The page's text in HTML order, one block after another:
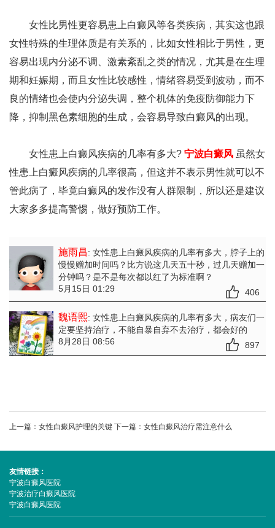
女性比男性更容易患上白癜风等各类疾病，其实这也跟
女性特殊的生理体质是有关系的，比如女性相比于男性，更
容易出现内分泌不调、激素紊乱之类的情况，尤其是在生理
期和妊娠期，而且女性比较感性，情绪容易受到波动，而不
良的情绪也会使内分泌失调，整个机体的免疫防御能力下
降，抑制黑色素细胞的生成，会容易导致白癜风的出现。
女性患上白癜风疾病的几率有多大? 宁波白癜风 虽然女
性患上白癜风疾病的几率很高，但这并不表示男性就可以不
管此病了，毕竟白癜风的发作没有人群限制，所以还是建议
大家多多提高警惕，做好预防工作。
施雨昌: 女性患上白癜风疾病的几率有多大，脖子上的
慢慢赠加时间吗？比方说这几天五十秒，过几天赠加一
分钟吗？是不是每次都以红了为标准啊？
5月15日 01:29
406
魏语熙: 女性患上白癜风疾病的几率有多大，病友们一
定要坚持治疗，不能自暴自弃不去治疗，都会好的
8月28日 08:56
897
上一篇： 女性白癜风护理的关键 下一篇： 女性白癜风治疗需注意什么
友情链接：
宁波白癜风医院
宁波治疗白癜风医院
宁波白癜风医院